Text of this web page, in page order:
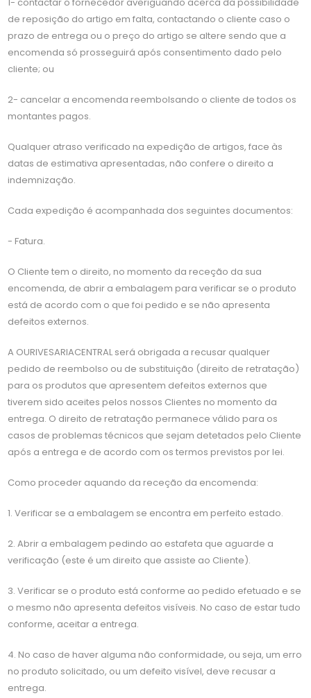
de reposição do artigo em falta, contactando o cliente caso o
prazo de entrega ou o preço do artigo se altere sendo que a
encomenda só prosseguirá após consentimento dado pelo
cliente; ou
2- cancelar a encomenda reembolsando o cliente de todos os
montantes pagos.
Qualquer atraso verificado na expedição de artigos, face às
datas de estimativa apresentadas, não confere o direito a
indemnização.
Cada expedição é acompanhada dos seguintes documentos:
- Fatura.
O Cliente tem o direito, no momento da receção da sua
encomenda, de abrir a embalagem para verificar se o produto
está de acordo com o que foi pedido e se não apresenta
defeitos externos.
A OURIVESARIACENTRAL será obrigada a recusar qualquer
pedido de reembolso ou de substituição (direito de retratação)
para os produtos que apresentem defeitos externos que
tiverem sido aceites pelos nossos Clientes no momento da
entrega. O direito de retratação permanece válido para os
casos de problemas técnicos que sejam detetados pelo Cliente
após a entrega e de acordo com os termos previstos por lei.
Como proceder aquando da receção da encomenda:
1. Verificar se a embalagem se encontra em perfeito estado.
2. Abrir a embalagem pedindo ao estafeta que aguarde a
verificação (este é um direito que assiste ao Cliente).
3. Verificar se o produto está conforme ao pedido efetuado e se
o mesmo não apresenta defeitos visíveis. No caso de estar tudo
conforme, aceitar a entrega.
4. No caso de haver alguma não conformidade, ou seja, um erro
no produto solicitado, ou um defeito visível, deve recusar a
entrega.